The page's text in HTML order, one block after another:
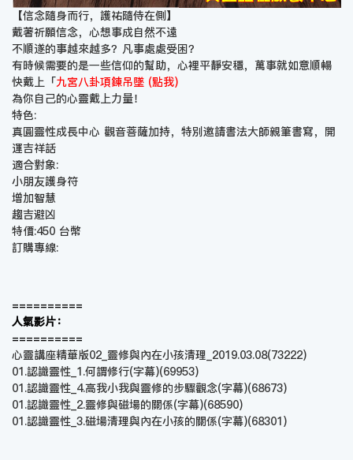
【信念隨身而行，護祐隨侍在側】
戴著祈願信念，心想事成自然不遠
不順遂的事越來越多？凡事處處受困？
有時候需要的是一些信仰的幫助，心裡平靜安穩，萬事就如意順暢
快戴上「九宮八卦項鍊吊墜 (點我)
為你自己的心靈戴上力量！
特色:
真圓靈性成長中心 觀音菩薩加持，特別邀請書法大師親筆書寫，開
運吉祥話
適合對象:
小朋友護身符
增加智慧
趨吉避凶
特價:450 台幣
訂購專線:
==========
人氣影片：
==========
心靈講座精華版02_靈修與內在小孩清理_2019.03.08(73222)
01.認識靈性_1.何謂修行(字幕)(69953)
01.認識靈性_4.高我小我與靈修的步驟觀念(字幕)(68673)
01.認識靈性_2.靈修與磁場的關係(字幕)(68590)
01.認識靈性_3.磁場清理與內在小孩的關係(字幕)(68301)